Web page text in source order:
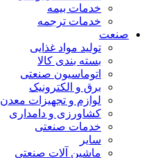
خدمات بیمه
خدمات ترجمه
صنعت
تولید مواد غذایی
بسته بندی کالا
اتوماسیون صنعتی
برق و الکترونیک
لوازم و تجهیزات معدن
کشاورزی و دامداری
خدمات صنعتی
سایر
ماشین آلات صنعتی